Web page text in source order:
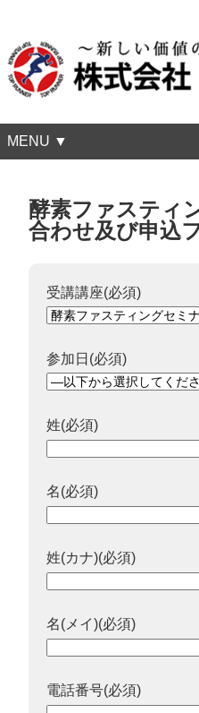
MENU ▼
酵素ファスティ
合わせ及び申込
受講講座(必須)
参加日(必須)
姓(必須)
名(必須)
姓(カナ)(必須)
名(メイ)(必須)
電話番号(必須)